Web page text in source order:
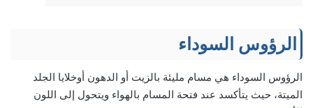
الرؤوس السوداء
الرؤوس السوداء هي مسام مليئة بالزيت أو الدهون أوخلايا الجلد
الميتة، حيث يتأكسد عند فتحة المسام بالهواء ويتحول إلى اللون